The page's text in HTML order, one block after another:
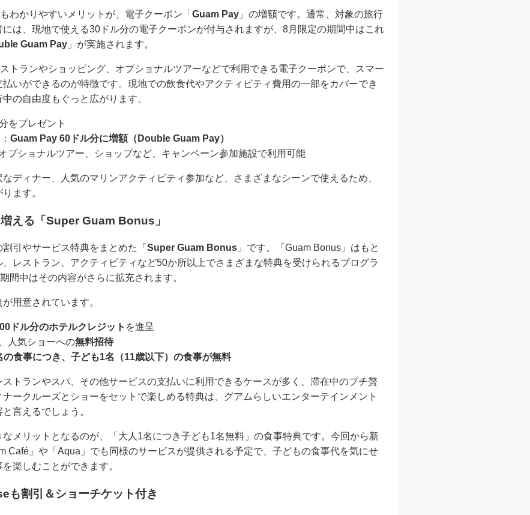
わかりやすいメリットが、電子クーポン「 Guam Pay 」の増額です。通常、対象の旅行
は、現地で使える30ドル分の電子クーポンが付与されますが、8月限定の期間中はこれ
Guam Pay 」が実施されます。
トランやショッピング、オプショナルツアーなどで利用できる電子クーポンで、スマー
払いができるのが特徴です。現地での飲食代やアクティビティ費用の一部をカバーでき
の自由度もぐっと広がります。
をプレゼント
Guam Pay 60ドル分に増額（Double Guam Pay）
プショナルツアー、ショップなど、キャンペーン参加施設で利用可能
ディナー、人気のマリンアクティビティ参加など、さまざまなシーンで使えるため、
ます。
える「Super Guam Bonus」
引やサービス特典をまとめた「 Super Guam Bonus 」です。「Guam Bonus」はもと
レストラン、アクティビティなど50か所以上でさまざまな特典を受けられるプログラ
間中はその内容がさらに拡充されます。
用意されています。
ドル分のホテルクレジット を進呈
人気ショーへの無料招待
の食事につき、子ども1名（11歳以下）の食事が無料
トランやスパ、その他サービスの支払いに利用できるケースが多く、滞在中のプチ贅
ークルーズとショーをセットで楽しめる特典は、グアムらしいエンターテインメント
言えるでしょう。
メリットとなるのが、「大人1名につき子ども1名無料」の食事特典です。今回から新
Café」や「Aqua」でも同様のサービスが提供される予定で、子どもの食事代を気にせ
楽しむことができます。
割引＆ショーチケット付き